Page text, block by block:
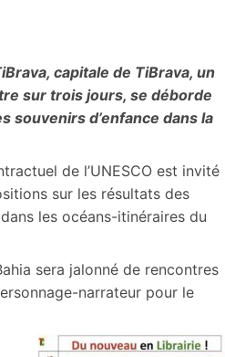
capitale de TiBrava, un
sur trois jours, se déborde
souvenirs d’enfance dans la
de l’UNESCO est invité
sur les résultats des
les océans-itinéraires du
sera jalonné de rencontres
narrateur pour le